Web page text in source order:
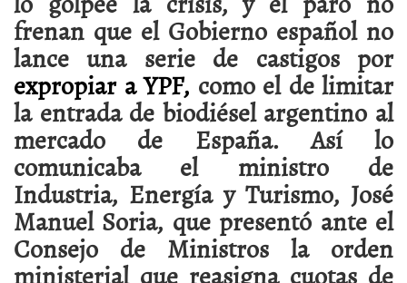
frenan que el Gobierno español no
lance una serie de castigos por
expropiar a YPF, como el de limitar
la entrada de biodiésel argentino al
mercado de España. Así lo
comunicaba el ministro de
Industria, Energía y Turismo, José
Manuel Soria, que presentó ante el
Consejo de Ministros la orden
ministerial que reasigna cuotas de